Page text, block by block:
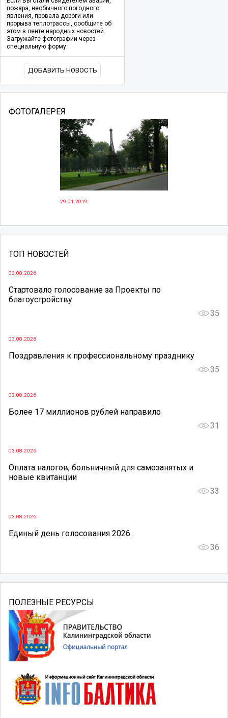
пожара, необычного погодного
явления, провала дороги или
прорыва теплотрассы, сообщите об
этом в ленте народных новостей.
Загружайте фотографии через
специальную форму.
ДОБАВИТЬ НОВОСТЬ
ФОТОГАЛЕРЕЯ
29.01.2019
ТОП НОВОСТЕЙ
03.08.2026
Стартовало голосование за Проекты по
благоустройству
35
03.08.2026
Поздравления к профессиональному празднику
35
03.08.2026
Более 17 миллионов рублей направило
31
03.08.2026
Оплата налогов, больничный для самозанятых и
новые квитанции
33
03.08.2026
Единый день голосования 2026.
36
ПОЛЕЗНЫЕ РЕСУРСЫ